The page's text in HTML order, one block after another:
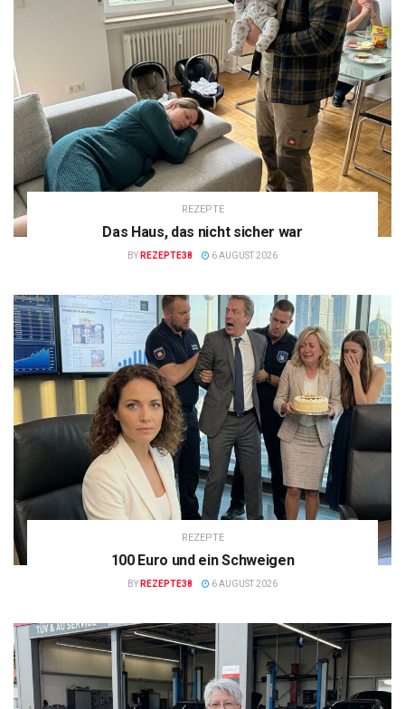
REZEPTE
Das Haus, das nicht sicher war
BY REZEPTE38 6 AUGUST 2026
REZEPTE
100 Euro und ein Schweigen
BY REZEPTE38 6 AUGUST 2026